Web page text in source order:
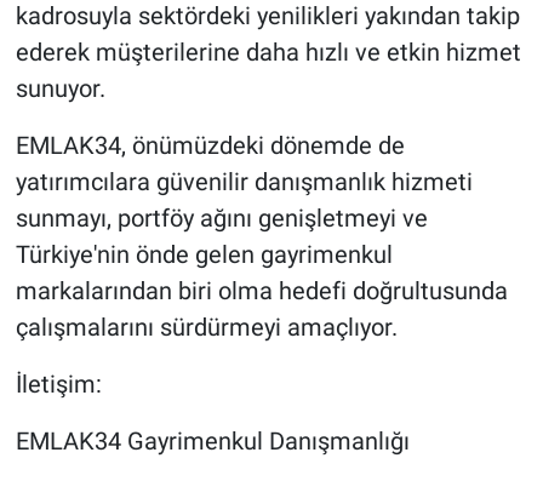
kadrosuyla sektördeki yenilikleri yakından takip
ederek müşterilerine daha hızlı ve etkin hizmet
sunuyor.
EMLAK34, önümüzdeki dönemde de
yatırımcılara güvenilir danışmanlık hizmeti
sunmayı, portföy ağını genişletmeyi ve
Türkiye'nin önde gelen gayrimenkul
markalarından biri olma hedefi doğrultusunda
çalışmalarını sürdürmeyi amaçlıyor.
İletişim:
EMLAK34 Gayrimenkul Danışmanlığı